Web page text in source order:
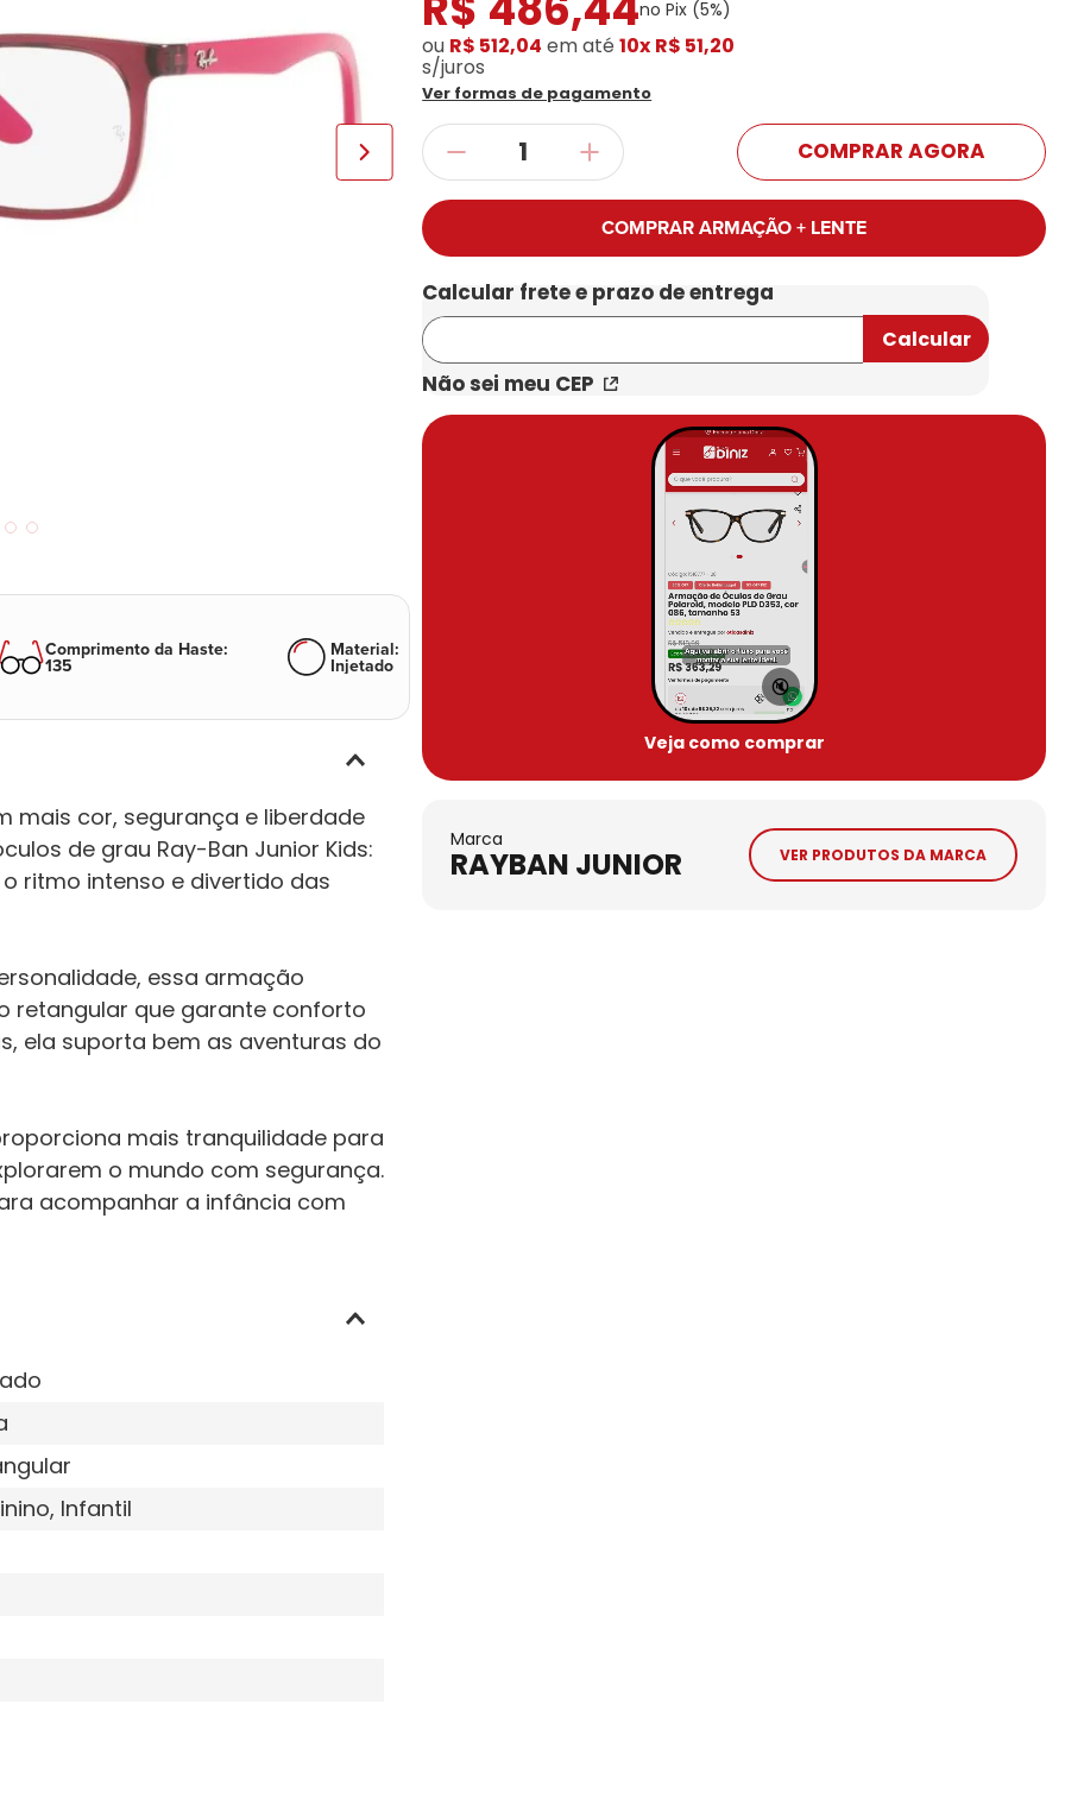
Comprimento da Haste:
135
Material:
Injetado
mais cor, segurança e liberdade
de grau Ray-Ban Junior Kids:
ritmo intenso e divertido das
essa armação
retangular que garante conforto
ela suporta bem as aventuras do
mais tranquilidade para
o mundo com segurança.
acompanhar a infância com
Infantil
no Pix (5%)
ou R$ 512,04 em até10x R$ 51,20
s/juros
Ver formas de pagamento
COMPRAR AGORA
COMPRAR ARMAÇÃO + LENTE
Não sei meu CEP
🔇
Veja como comprar
Marca
RAYBAN JUNIOR VER PRODUTOS DA MARCA